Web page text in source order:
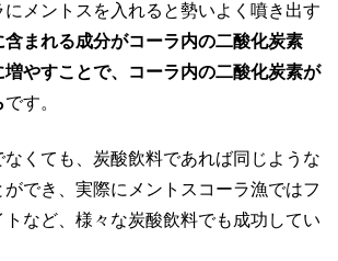
メントスを入れると勢いよく噴き出す
含まれる成分がコーラ内の二酸化炭素
増やすことで、コーラ内の二酸化炭素が
です。
なくても、炭酸飲料であれば同じような
でき、実際にメントスコーラ漁ではフ
トなど、様々な炭酸飲料でも成功してい